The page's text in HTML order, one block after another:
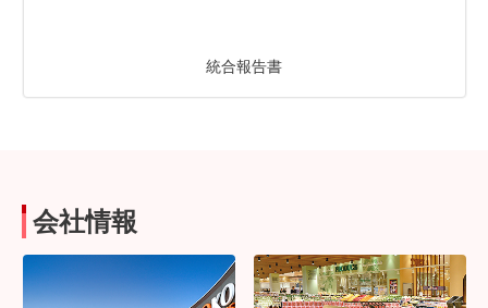
統合報告書
会社情報